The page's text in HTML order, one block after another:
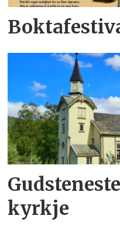
kyrkje